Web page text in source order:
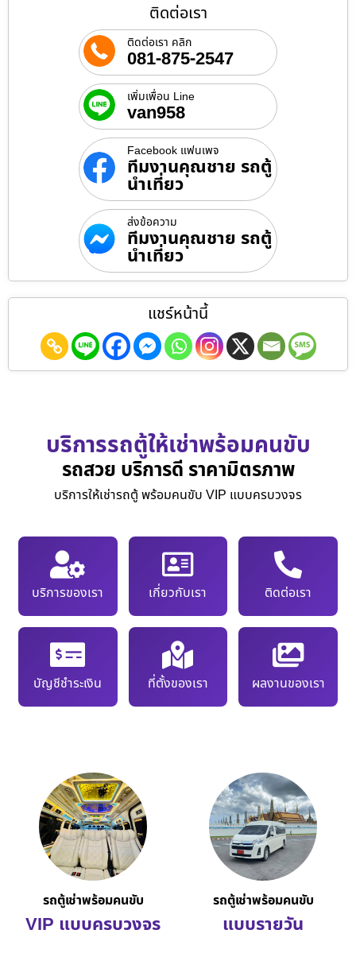
ติดต่อเรา
ติดต่อเรา คลิก
081-875-2547
เพิ่มเพื่อน Line
van958
Facebook แฟนเพจ
ทีมงานคุณชาย รถตู้
นำเที่ยว
ส่งข้อความ
ทีมงานคุณชาย รถตู้
นำเที่ยว
แชร์หน้านี้
บริการรถตู้ให้เช่าพร้อมคนขับ
รถสวย บริการดี ราคามิตรภาพ
บริการให้เช่ารถตู้ พร้อมคนขับ VIP แบบครบวงจร
บริการของเรา เกี่ยวกับเรา ติดต่อเรา
บัญชีชำระเงิน ที่ตั้งของเรา ผลงานของเรา
รถตู้เช่าพร้อมคนขับ
VIP แบบครบวงจร
รถตู้เช่าพร้อมคนขับ
แบบรายวัน